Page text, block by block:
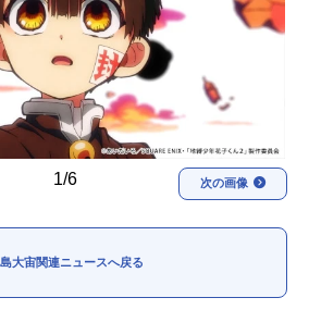
実写化映画一覧
夏アニメ
冬アニメ
FOLLOW US
1/6 次の画像
大宙関連ニュースへ戻る